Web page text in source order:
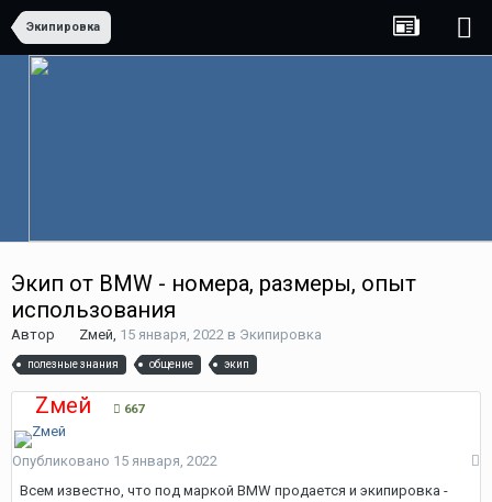
Экипировка
Экип от BMW - номера, размеры, опыт
использования
Автор Zмей, 15 января, 2022 в Экипировка
полезные знания общение экип
Zмей 667
Опубликовано 15 января, 2022
Всем известно, что под маркой BMW продается и экипировка -